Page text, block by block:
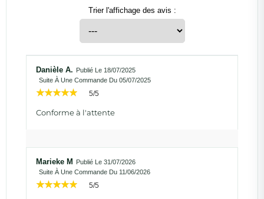
Trier l'affichage des avis :
Danièle A. Publié Le 18/07/2025
Suite À Une Commande Du 05/07/2025
5/5
Conforme à l'attente
Marieke M
Publié Le 31/07/2026
Suite À Une Commande Du 11/06/2026
5/5